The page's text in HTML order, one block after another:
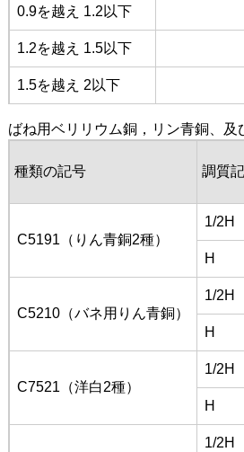
0.9を越え 1.2以下
1.2を越え 1.5以下
1.5を越え 2以下
ばね用ベリリウム銅，リン青銅、及
種類の記号 調質
C5191（りん青銅2種）
1/2H
H
C5210（バネ用りん青銅）
1/2H
H
C7521（洋白2種）
1/2H
H
1/2H